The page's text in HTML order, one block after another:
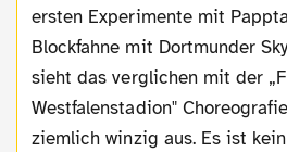
ersten Experimente mit
Blockfahne mit Dortmunder
sieht das verglichen mit der
Westfalenstadion"
ziemlich winzig aus. Es ist